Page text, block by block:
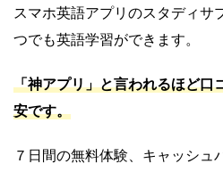
スマホ英語アプリのスタディサ
つでも英語学習ができます。
「神アプリ」と言われるほど口
安です。
７日間の無料体験、キャッシュ